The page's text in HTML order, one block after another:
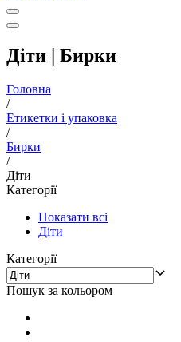
Діти | Бирки
Головна
/
Етикетки і упаковка
/
Бирки
/
Діти
Категорії
Показати всі
Діти
Категорії
Пошук за кольором